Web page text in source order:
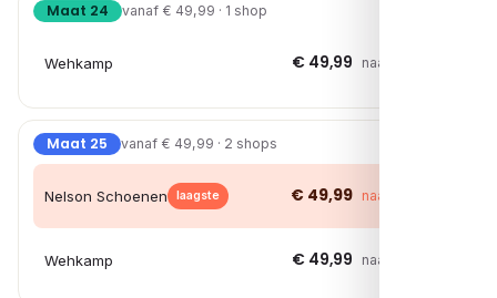
Maat 24 vanaf € 49,99 · 1 shop
Wehkamp € 49,99 naar shop →
Maat 25 vanaf € 49,99 · 2 shops
Nelson Schoenen laagste € 49,99 naar shop →
Wehkamp € 49,99 naar shop →